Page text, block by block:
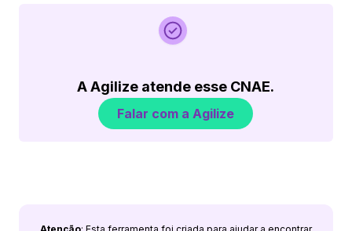
A Agilize atende esse CNAE.
Falar com a Agilize